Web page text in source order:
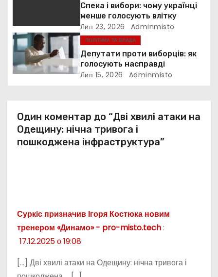
и
с
і
Спека і вибори: чому українці
менше голосують влітку
Лип 23, 2026 Adminmisto
ПОЛІТИКА ТА ВЛАДА
Депутати проти виборців: як
голосують насправді
Лип 15, 2026 Adminmisto
Один коментар до “Дві хвилі атаки на
Одещину: нічна тривога і
пошкоджена інфраструктура”
Суркіс призначив Ігоря Костюка новим
тренером «Динамо» - pro-misto.tech:
17.12.2025 о 19:08
[…] Дві хвилі атаки на Одещину: нічна тривога і